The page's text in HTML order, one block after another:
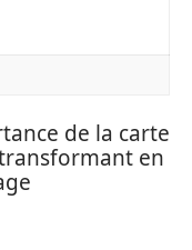
de la carte
en